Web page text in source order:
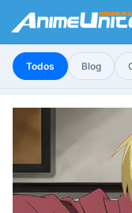
Todos Blog